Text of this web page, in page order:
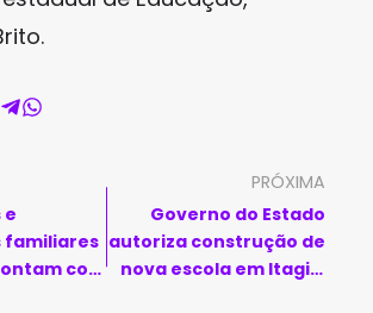
familiares
com
PRÓXIMA
Governo do Estado
autoriza construção de
nova escola em Itagi e